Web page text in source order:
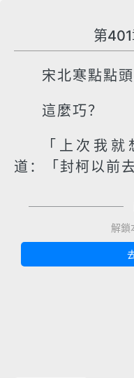
第
宋北寒點點頭
這麼巧？
「上次我
道：「封柯以前
解鎖